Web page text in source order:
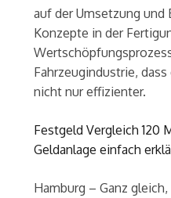
auf der Umsetzung und
Konzepte in der
Fahrzeugindustrie,
nicht nur effizienter.
Festgeld Vergleich 120
Geldanlage einfach
Hamburg – Ganz